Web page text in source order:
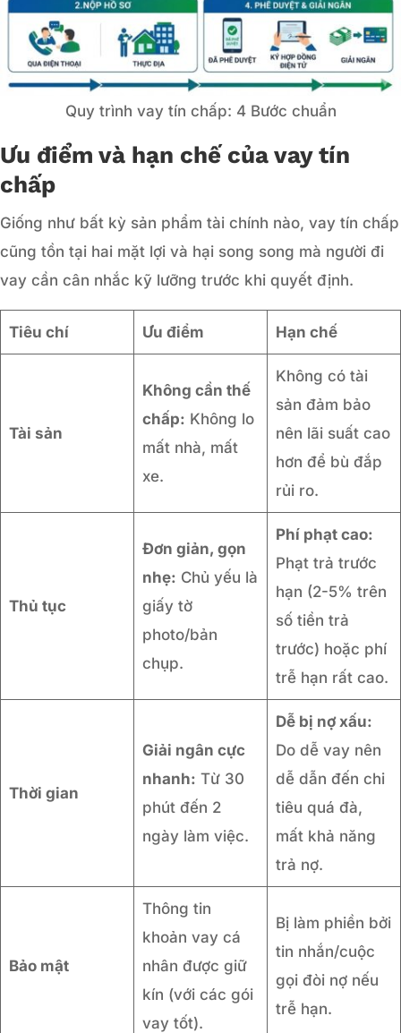
Quy trình vay tín chấp: 4 Bước chuẩn
Ưu điểm và hạn chế của vay tín
chấp
Giống như bất kỳ sản phẩm tài chính nào, vay tín chấp
cũng tồn tại hai mặt lợi và hại song song mà người đi
vay cần cân nhắc kỹ lưỡng trước khi quyết định.
Tiêu chí Ưu điểm Hạn chế
Tài sản
Không cần thế
chấp: Không lo
mất nhà, mất
xe.
Không có tài
sản đảm bảo
nên lãi suất cao
hơn để bù đắp
rủi ro.
Thủ tục
Đơn giản, gọn
nhẹ: Chủ yếu là
giấy tờ
photo/bản
chụp.
Phí phạt cao:
Phạt trả trước
hạn (2-5% trên
số tiền trả
trước) hoặc phí
trễ hạn rất cao.
Thời gian
Giải ngân cực
nhanh: Từ 30
phút đến 2
ngày làm việc.
Dễ bị nợ xấu:
Do dễ vay nên
dễ dẫn đến chi
tiêu quá đà,
mất khả năng
trả nợ.
Bảo mật
Thông tin
khoản vay cá
nhân được giữ
kín (với các gói
vay tốt).
Bị làm phiền bởi
tin nhắn/cuộc
gọi đòi nợ nếu
trễ hạn.